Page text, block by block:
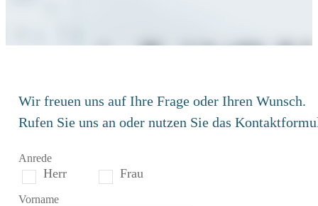
Wir freuen uns auf Ihre Frage oder Ihren Wunsch.
Rufen Sie uns an oder nutzen Sie das
Anrede
Herr Frau
Vorname